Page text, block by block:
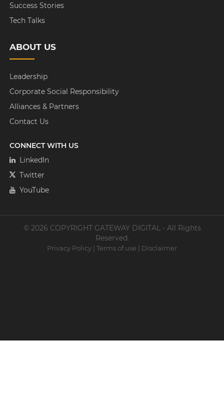
Success Stories
Tech Talks
ABOUT US
Leadership
Corporate Social Responsibility
Alliances & Partners
Contact Us
CONNECT WITH US
LinkedIn
Twitter
YouTube
© 2026 COPYRIGHT GATEWAY DIGITAL - All Rights
Reserved.
Privacy Policy | Terms of use | Disclaimer